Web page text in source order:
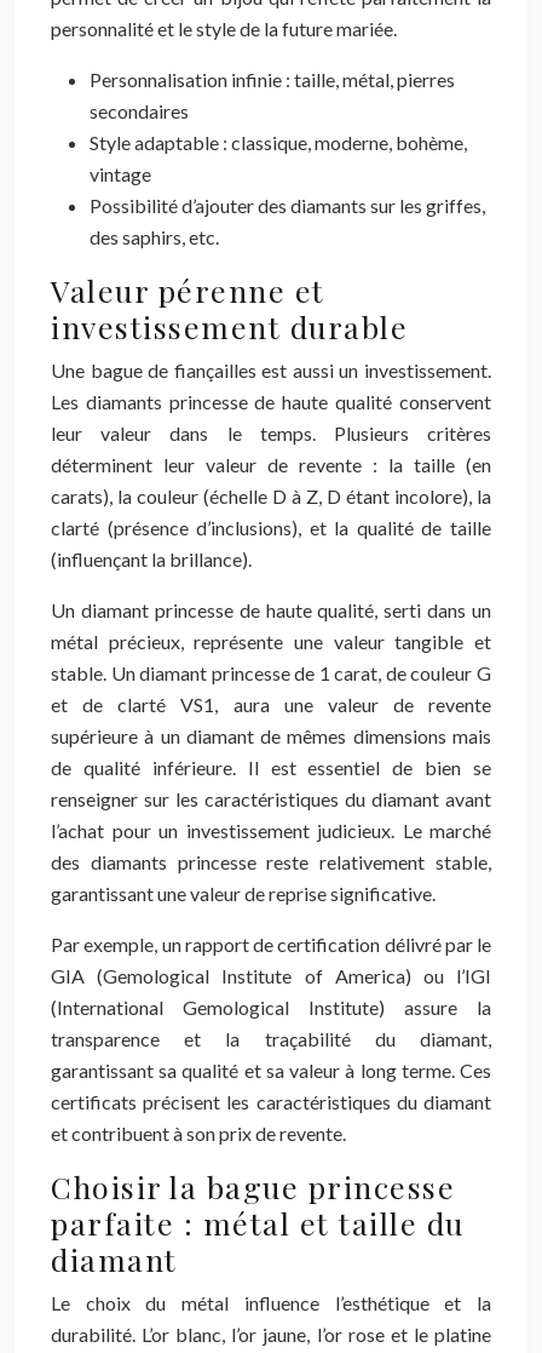
personnalité et le style de la future mariée.
Personnalisation infinie : taille, métal, pierres
secondaires
Style adaptable : classique, moderne, bohème,
vintage
Possibilité d’ajouter des diamants sur les griffes,
des saphirs, etc.
Valeur pérenne et
investissement durable
Une bague de fiançailles est aussi un investissement.
Les diamants princesse de haute qualité conservent
leur valeur dans le temps. Plusieurs critères
déterminent leur valeur de revente : la taille (en
carats), la couleur (échelle D à Z, D étant incolore), la
clarté (présence d’inclusions), et la qualité de taille
(influençant la brillance).
Un diamant princesse de haute qualité, serti dans un
métal précieux, représente une valeur tangible et
stable. Un diamant princesse de 1 carat, de couleur G
et de clarté VS1, aura une valeur de revente
supérieure à un diamant de mêmes dimensions mais
de qualité inférieure. Il est essentiel de bien se
renseigner sur les caractéristiques du diamant avant
l’achat pour un investissement judicieux. Le marché
des diamants princesse reste relativement stable,
garantissant une valeur de reprise significative.
Par exemple, un rapport de certification délivré par le
GIA (Gemological Institute of America) ou l’IGI
(International Gemological Institute) assure la
transparence et la traçabilité du diamant,
garantissant sa qualité et sa valeur à long terme. Ces
certificats précisent les caractéristiques du diamant
et contribuent à son prix de revente.
Choisir la bague princesse
parfaite : métal et taille du
diamant
Le choix du métal influence l’esthétique et la
durabilité. L’or blanc, l’or jaune, l’or rose et le platine